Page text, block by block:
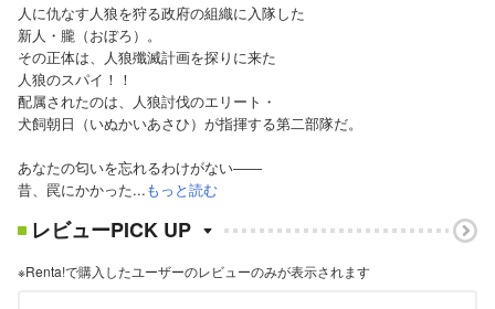
人に仇なす人狼を狩る政府の組織に入隊した
新人・朧（おぼろ）。
その正体は、人狼殲滅計画を探りに来た
人狼のスパイ！！
配属されたのは、人狼討伐のエリート・
犬飼朝日（いぬかいあさひ）が指揮する第二部隊だ。
あなたの匂いを忘れるわけがない――
昔、罠にかかった...もっと読む
レビューPICK UP
※Renta!で購入したユーザーのレビューのみが表示されます